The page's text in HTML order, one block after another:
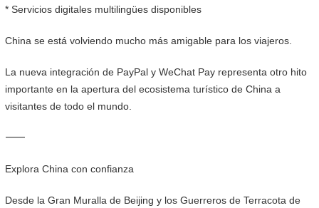
* Servicios digitales multilingües disponibles
China se está volviendo mucho más amigable para los viajeros.
La nueva integración de PayPal y WeChat Pay representa otro hito
importante en la apertura del ecosistema turístico de China a
visitantes de todo el mundo.
⸻
Explora China con confianza
Desde la Gran Muralla de Beijing y los Guerreros de Terracota de